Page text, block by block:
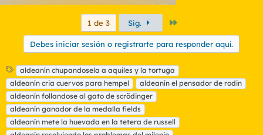
1 de 3 Sig.
Debes iniciar sesión o registrarte para responder aquí.
E
t
i
q
u
e
t
aldeanín chupandosela a aquiles y la tortuga
aldeanín cria cuervos para hempel
aldeanín el pensador de rodin
aldeanín follandose al gato de scrödinger
aldeanín ganador de la medalla fields
aldeanín mete la huevada en la tetera de russell